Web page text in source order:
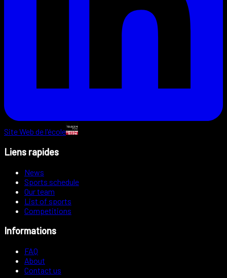
Site Web de l'école
Liens rapides
News
Sports schedule
Our team
List of sports
Competitions
Informations
FAQ
About
Contact us